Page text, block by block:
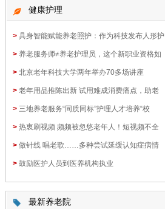
健康护理
> 具身智能赋能养老照护：作为科技发布人形护
> 养老服务师≠养老护理员，这个新职业资格如
> 北京老年科技大学两年举办70多场讲座
> 老年用品推陈出新 试用难成消费痛点，助老
> 三地养老服务“同质同标”护理人才培养“校
> 热衷刷视频 频频被忽悠老年人！短视频不全
> 做针线 唱老歌……多种尝试延缓认知症病情
> 鼓励医护人员到医养机构执业
最新养老院